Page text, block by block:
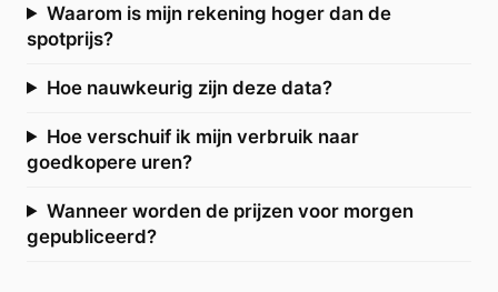
Waarom is mijn rekening hoger dan de
spotprijs?
Hoe nauwkeurig zijn deze data?
Hoe verschuif ik mijn verbruik naar
goedkopere uren?
Wanneer worden de prijzen voor morgen
gepubliceerd?